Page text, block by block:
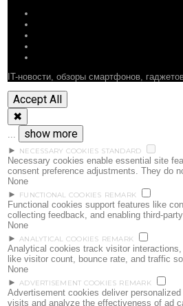
IT-новости, обзоры смартфонов,
Accept All
✖
show more
► NECESSARY COOKIES STANDARD
Necessary cookies enable essential site
consent preference adjustments. They do
None
►
FUNCTIONAL COOKIES REMARK
Functional cookies support features like
collecting feedback, and enabling third-party
None
► ANALYTICAL COOKIES REMARK
Analytical cookies track visitor
like visitor count, bounce rate, and traffic
None
► ADVERTISEMENT COOKIES REMARK
Advertisement cookies deliver
visits and analyze the effectiveness of ad